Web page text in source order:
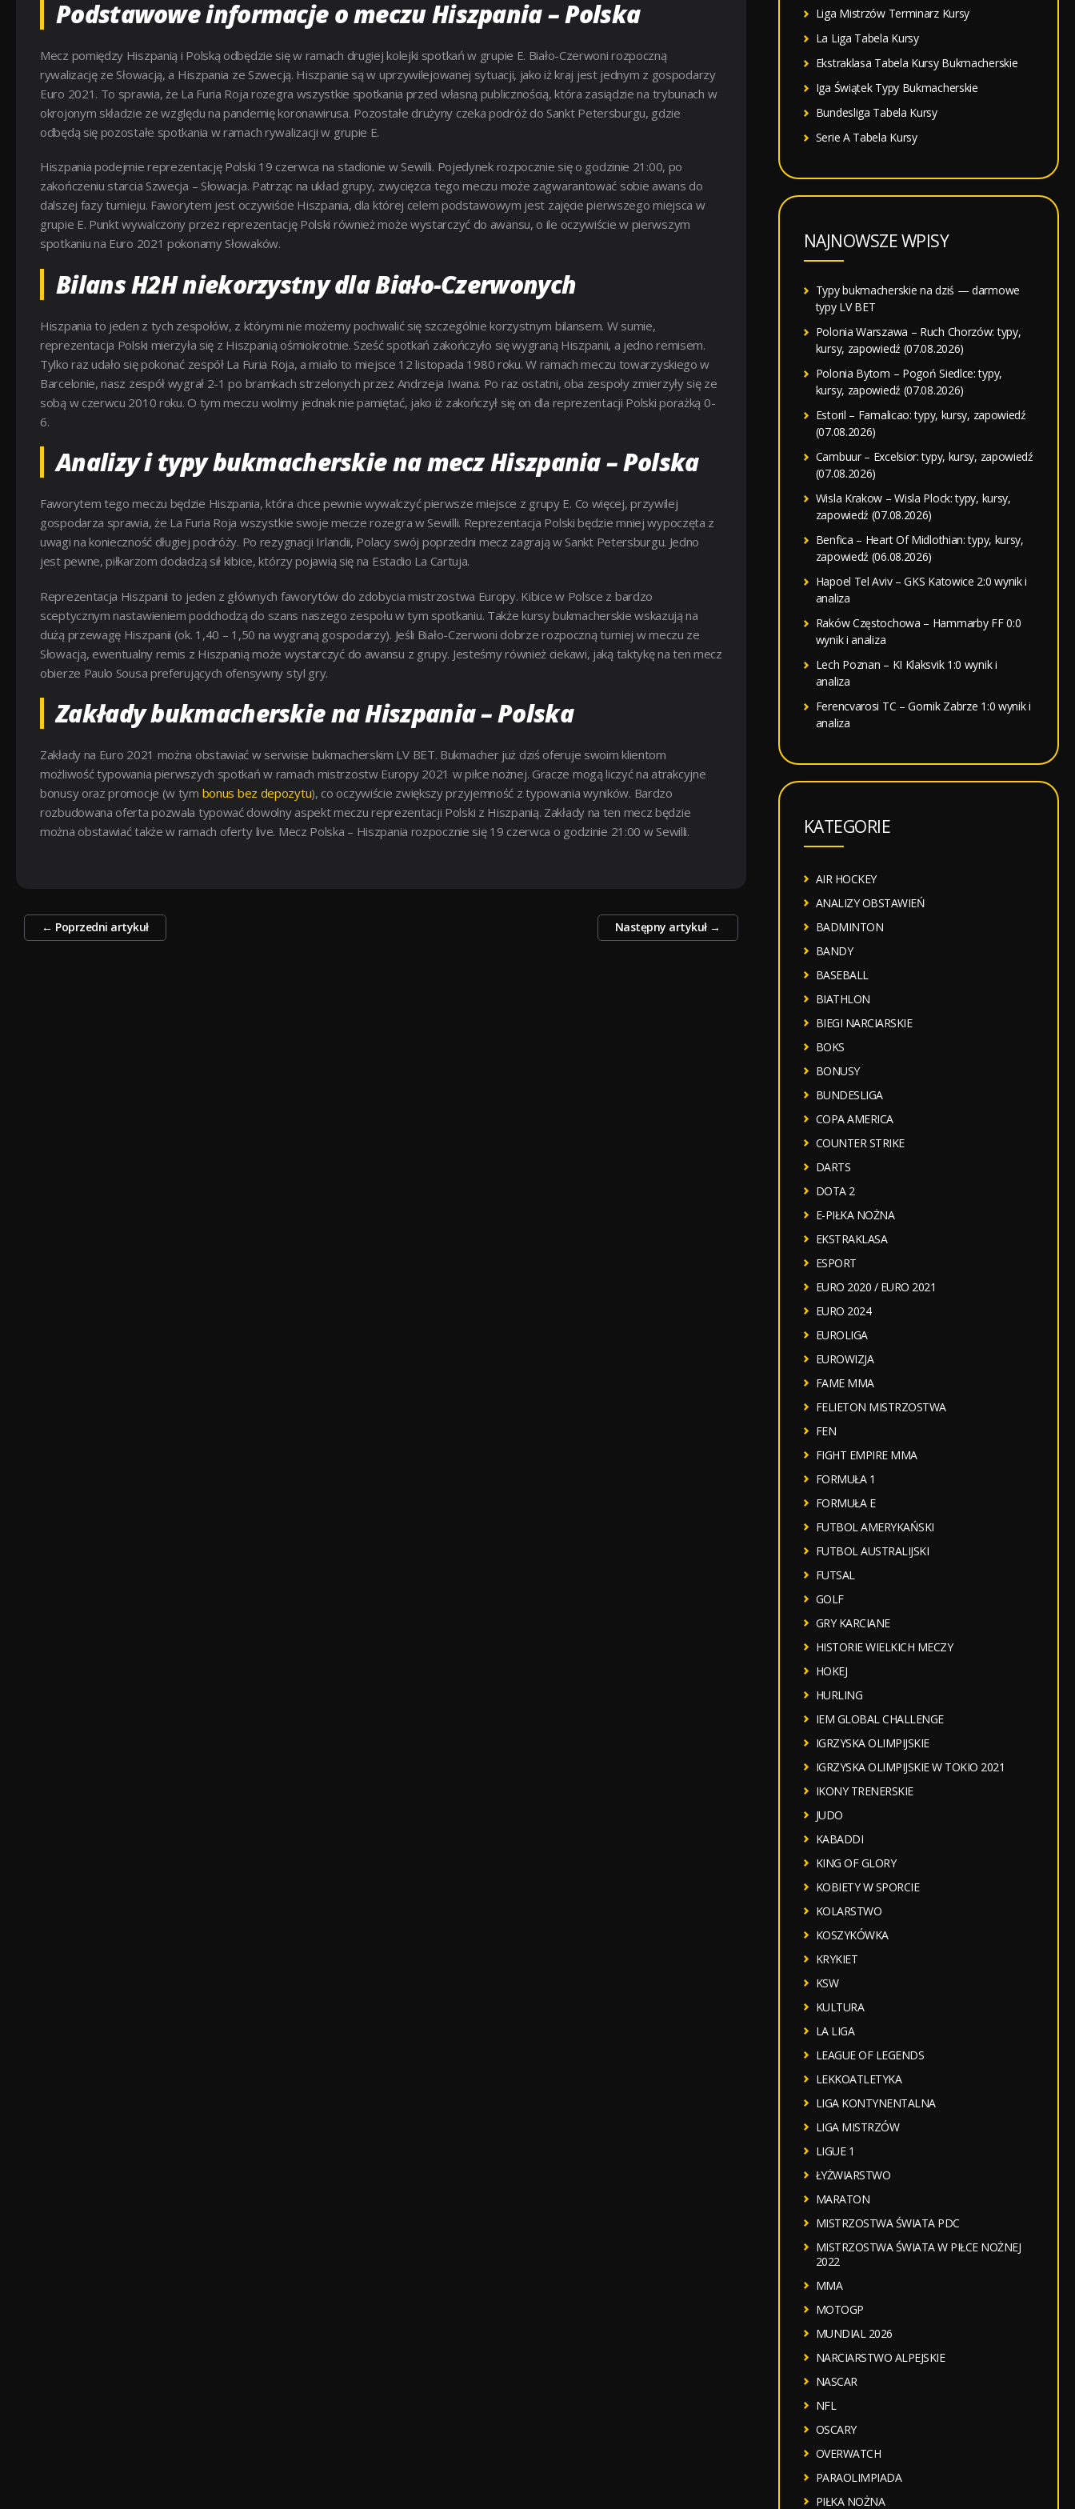
Podstawowe informacje o meczu Hiszpania – Polska
Mecz pomiędzy Hiszpanią i Polską odbędzie się w ramach drugiej kolejki spotkań w grupie E. Biało-Czerwoni rozpoczną
rywalizację ze Słowacją, a Hiszpania ze Szwecją. Hiszpanie są w uprzywilejowanej sytuacji, jako iż kraj jest jednym z gospodarzy
Euro 2021. To sprawia, że La Furia Roja rozegra wszystkie spotkania przed własną publicznością, która zasiądzie na trybunach w
okrojonym składzie ze względu na pandemię koronawirusa. Pozostałe drużyny czeka podróż do Sankt Petersburgu, gdzie
odbędą się pozostałe spotkania w ramach rywalizacji w grupie E.
Hiszpania podejmie reprezentację Polski 19 czerwca na stadionie w Sewilli. Pojedynek rozpocznie się o godzinie 21:00, po
zakończeniu starcia Szwecja – Słowacja. Patrząc na układ grupy, zwycięzca tego meczu może zagwarantować sobie awans do
dalszej fazy turnieju. Faworytem jest oczywiście Hiszpania, dla której celem podstawowym jest zajęcie pierwszego miejsca w
grupie E. Punkt wywalczony przez reprezentację Polski również może wystarczyć do awansu, o ile oczywiście w pierwszym
spotkaniu na Euro 2021 pokonamy Słowaków.
Bilans H2H niekorzystny dla Biało-Czerwonych
Hiszpania to jeden z tych zespołów, z którymi nie możemy pochwalić się szczególnie korzystnym bilansem. W sumie,
reprezentacja Polski mierzyła się z Hiszpanią ośmiokrotnie. Sześć spotkań zakończyło się wygraną Hiszpanii, a jedno remisem.
Tylko raz udało się pokonać zespół La Furia Roja, a miało to miejsce 12 listopada 1980 roku. W ramach meczu towarzyskiego w
Barcelonie, nasz zespół wygrał 2-1 po bramkach strzelonych przez Andrzeja Iwana. Po raz ostatni, oba zespoły zmierzyły się ze
sobą w czerwcu 2010 roku. O tym meczu wolimy jednak nie pamiętać, jako iż zakończył się on dla reprezentacji Polski porażką 0-
6.
Analizy i typy bukmacherskie na mecz Hiszpania – Polska
Faworytem tego meczu będzie Hiszpania, która chce pewnie wywalczyć pierwsze miejsce z grupy E. Co więcej, przywilej
gospodarza sprawia, że La Furia Roja wszystkie swoje mecze rozegra w Sewilli. Reprezentacja Polski będzie mniej wypoczęta z
uwagi na konieczność długiej podróży. Po rezygnacji Irlandii, Polacy swój poprzedni mecz zagrają w Sankt Petersburgu. Jedno
jest pewne, piłkarzom dodadzą sił kibice, którzy pojawią się na Estadio La Cartuja.
Reprezentacja Hiszpanii to jeden z głównych faworytów do zdobycia mistrzostwa Europy. Kibice w Polsce z bardzo
sceptycznym nastawieniem podchodzą do szans naszego zespołu w tym spotkaniu. Także kursy bukmacherskie wskazują na
dużą przewagę Hiszpanii (ok. 1,40 – 1,50 na wygraną gospodarzy). Jeśli Biało-Czerwoni dobrze rozpoczną turniej w meczu ze
Słowacją, ewentualny remis z Hiszpanią może wystarczyć do awansu z grupy. Jesteśmy również ciekawi, jaką taktykę na ten mecz
obierze Paulo Sousa preferujących ofensywny styl gry.
Zakłady bukmacherskie na Hiszpania – Polska
Zakłady na Euro 2021 można obstawiać w serwisie bukmacherskim LV BET. Bukmacher już dziś oferuje swoim klientom
możliwość typowania pierwszych spotkań w ramach mistrzostw Europy 2021 w piłce nożnej. Gracze mogą liczyć na atrakcyjne
bonusy oraz promocje (w tym bonus bez depozytu), co oczywiście zwiększy przyjemność z typowania wyników. Bardzo
rozbudowana oferta pozwala typować dowolny aspekt meczu reprezentacji Polski z Hiszpanią. Zakłady na ten mecz będzie
można obstawiać także w ramach oferty live. Mecz Polska – Hiszpania rozpocznie się 19 czerwca o godzinie 21:00 w Sewilli.
Zobacz
← Poprzedni artykuł Następny artykuł →
Liga Mistrzów Terminarz Kursy
La Liga Tabela Kursy
Ekstraklasa Tabela Kursy Bukmacherskie
Iga Świątek Typy Bukmacherskie
Bundesliga Tabela Kursy
Serie A Tabela Kursy
NAJNOWSZE WPISY
Typy bukmacherskie na dziś — darmowe
typy LV BET
Polonia Warszawa – Ruch Chorzów: typy,
kursy, zapowiedź (07.08.2026)
Polonia Bytom – Pogoń Siedlce: typy,
kursy, zapowiedź (07.08.2026)
Estoril – Famalicao: typy, kursy, zapowiedź
(07.08.2026)
Cambuur – Excelsior: typy, kursy, zapowiedź
(07.08.2026)
Wisla Krakow – Wisla Plock: typy, kursy,
zapowiedź (07.08.2026)
Benfica – Heart Of Midlothian: typy, kursy,
zapowiedź (06.08.2026)
Hapoel Tel Aviv – GKS Katowice 2:0 wynik i
analiza
Raków Częstochowa – Hammarby FF 0:0
wynik i analiza
Lech Poznan – KI Klaksvik 1:0 wynik i
analiza
Ferencvarosi TC – Gornik Zabrze 1:0 wynik i
analiza
KATEGORIE
AIR HOCKEY
ANALIZY OBSTAWIEŃ
BADMINTON
BANDY
BASEBALL
BIATHLON
BIEGI NARCIARSKIE
BOKS
BONUSY
BUNDESLIGA
COPA AMERICA
COUNTER STRIKE
DARTS
DOTA 2
E-PIŁKA NOŻNA
EKSTRAKLASA
ESPORT
EURO 2020 / EURO 2021
EURO 2024
EUROLIGA
EUROWIZJA
FAME MMA
FELIETON MISTRZOSTWA
FEN
FIGHT EMPIRE MMA
FORMUŁA 1
FORMUŁA E
FUTBOL AMERYKAŃSKI
FUTBOL AUSTRALIJSKI
FUTSAL
GOLF
GRY KARCIANE
HISTORIE WIELKICH MECZY
HOKEJ
HURLING
IEM GLOBAL CHALLENGE
IGRZYSKA OLIMPIJSKIE
IGRZYSKA OLIMPIJSKIE W TOKIO 2021
IKONY TRENERSKIE
JUDO
KABADDI
KING OF GLORY
KOBIETY W SPORCIE
KOLARSTWO
KOSZYKÓWKA
KRYKIET
KSW
KULTURA
LA LIGA
LEAGUE OF LEGENDS
LEKKOATLETYKA
LIGA KONTYNENTALNA
LIGA MISTRZÓW
LIGUE 1
ŁYŻWIARSTWO
MARATON
MISTRZOSTWA ŚWIATA PDC
MISTRZOSTWA ŚWIATA W PIŁCE NOŻNEJ
2022
MMA
MOTOGP
MUNDIAL 2026
NARCIARSTWO ALPEJSKIE
NASCAR
NFL
OSCARY
OVERWATCH
PARAOLIMPIADA
PIŁKA NOŻNA